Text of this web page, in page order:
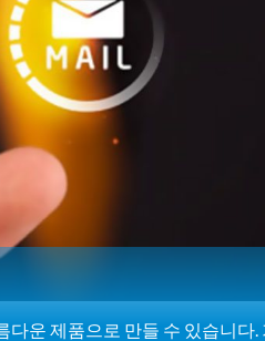
운 제품으로 만들 수 있습니다.